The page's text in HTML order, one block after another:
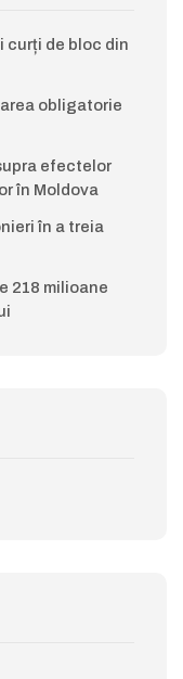
curți de bloc din
obligatorie
efectelor
în Moldova
în a treia
218 milioane